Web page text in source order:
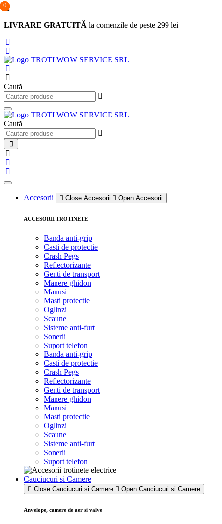
Sari
conținut
LIVRARE GRATUITĂ la comenzile de peste 299 lei
0
Caută
Caută
0
0
Accesorii Close Accesorii Open Accesorii
ACCESORII TROTINETE
Banda anti-grip
Casti de protectie
Crash Pegs
Reflectorizante
Genti de transport
Manere ghidon
Manusi
Masti protectie
Oglinzi
Scaune
Sisteme anti-furt
Sonerii
Suport telefon
Banda anti-grip
Casti de protectie
Crash Pegs
Reflectorizante
Genti de transport
Manere ghidon
Manusi
Masti protectie
Oglinzi
Scaune
Sisteme anti-furt
Sonerii
Suport telefon
Cauciucuri si Camere
Close Cauciucuri si Camere Open Cauciucuri si Camere
Anvelope, camere de aer si valve